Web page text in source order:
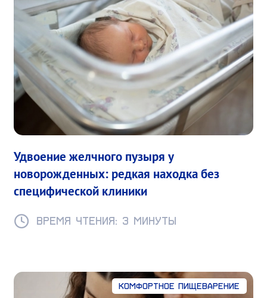
Удвоение желчного пузыря у
новорожденных: редкая находка без
специфической клиники
Время чтения: 3 минуты
Комфортное пищеварение